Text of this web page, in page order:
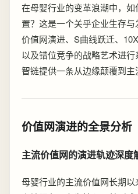
在母婴行业的变革浪潮中，
置？这是一个关乎企业生存
价值网演进、S曲线跃迁、
以及错位竞争的战略艺术进
智链提供一条从边缘颠覆到主
价值网演进的全景分析
主流价值网的演进轨迹深度
母婴行业的主流价值网长期